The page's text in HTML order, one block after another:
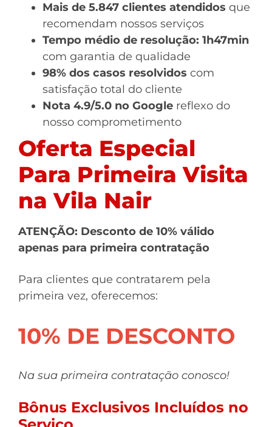
Mais de 5.847 clientes atendidos que
recomendam nossos serviços
Tempo médio de resolução: 1h47min
com garantia de qualidade
98% dos casos resolvidos com
satisfação total do cliente
Nota 4.9/5.0 no Google reflexo do
nosso comprometimento
Oferta Especial
Para Primeira Visita
na Vila Nair
ATENÇÃO: Desconto de 10% válido
apenas para primeira contratação
Para clientes que contratarem pela
primeira vez, oferecemos:
10% DE DESCONTO
Na sua primeira contratação conosco!
Bônus Exclusivos Incluídos no